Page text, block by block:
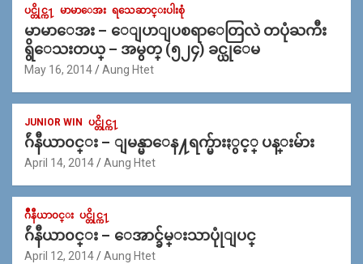
ပင္တိုင္က႑ မာမာေအး ရသေဆာင္းပါးစုံ
မာမာေအး – ေျပာျပစရာေတြလဲ တပုံႀကီး
ရွိေသးတယ္ – အမွတ္ (၅၂၄) ခင္ယုေမ
May 16, 2014 Aung Htet
JUNIOR WIN ပင္တိုင္က႑
ဂ်ဴနီယာ၀င္း – ျမန္မာေန႔ရက္မ်ားႏွင့္ ပန္းမ်ား
April 14, 2014 Aung Htet
ဂ်ဳနီယာ၀င္း ပင္တိုင္က႑
ဂ်ဴနီယာ၀င္း – ေအာင္ခ်မ္းသာပုုံျပင္
April 12, 2014 Aung Htet